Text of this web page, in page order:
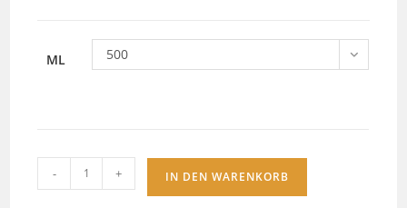
ML 500
Eierlikör
–
- + IN DEN WARENKORB